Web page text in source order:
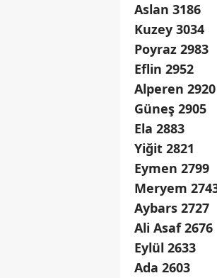
Aslan 3186
Kuzey 3034
Poyraz 2983
Eflin 2952
Alperen 2920
Güneş 2905
Ela 2883
Yiğit 2821
Eymen 2799
Meryem
Aybars 2727
Ali Asaf 2676
Eylül 2633
Ada 2603